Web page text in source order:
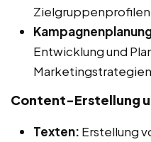
Entwicklung und
Content-Erstellung
Texten: Erstellung